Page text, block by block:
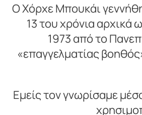
Ο Χόρχε Μπουκάι
13 του χρόνια αρχικά
1973 από το
«επαγγελματίας
Εμείς τον γνωρίσαμε